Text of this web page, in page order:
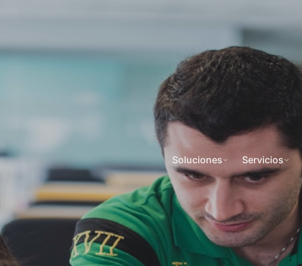
Soluciones Servicios